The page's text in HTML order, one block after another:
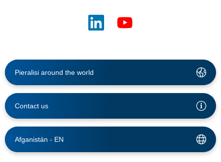
Pieralisi around the world
Contact us
Afganistán - EN